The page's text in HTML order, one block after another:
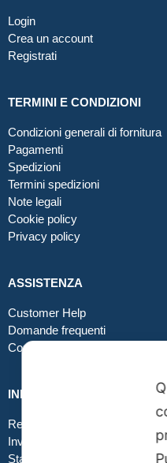
Login
Crea un account
Registrati
TERMINI E CONDIZIONI
Condizioni generali di fornitura
Pagamenti
Spedizioni
Termini spedizioni
Note legali
Cookie policy
Privacy policy
ASSISTENZA
Customer Help
Domande frequenti
Contatti
INFO GRAFICA
Realizzare file corretti
Inviare file grafici
Stampa in tessuto